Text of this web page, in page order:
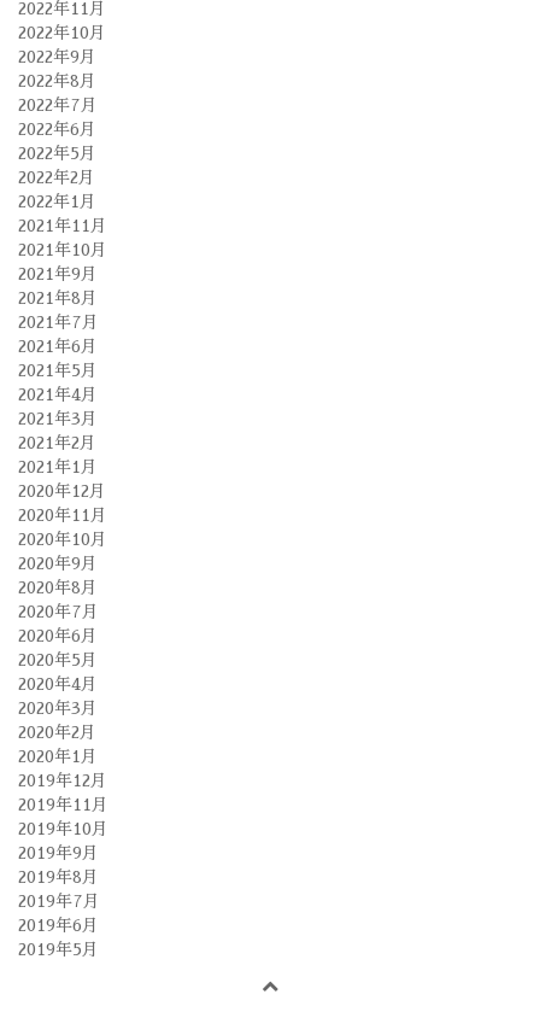
2022年11月
2022年10月
2022年9月
2022年8月
2022年7月
2022年6月
2022年5月
2022年2月
2022年1月
2021年11月
2021年10月
2021年9月
2021年8月
2021年7月
2021年6月
2021年5月
2021年4月
2021年3月
2021年2月
2021年1月
2020年12月
2020年11月
2020年10月
2020年9月
2020年8月
2020年7月
2020年6月
2020年5月
2020年4月
2020年3月
2020年2月
2020年1月
2019年12月
2019年11月
2019年10月
2019年9月
2019年8月
2019年7月
2019年6月
2019年5月